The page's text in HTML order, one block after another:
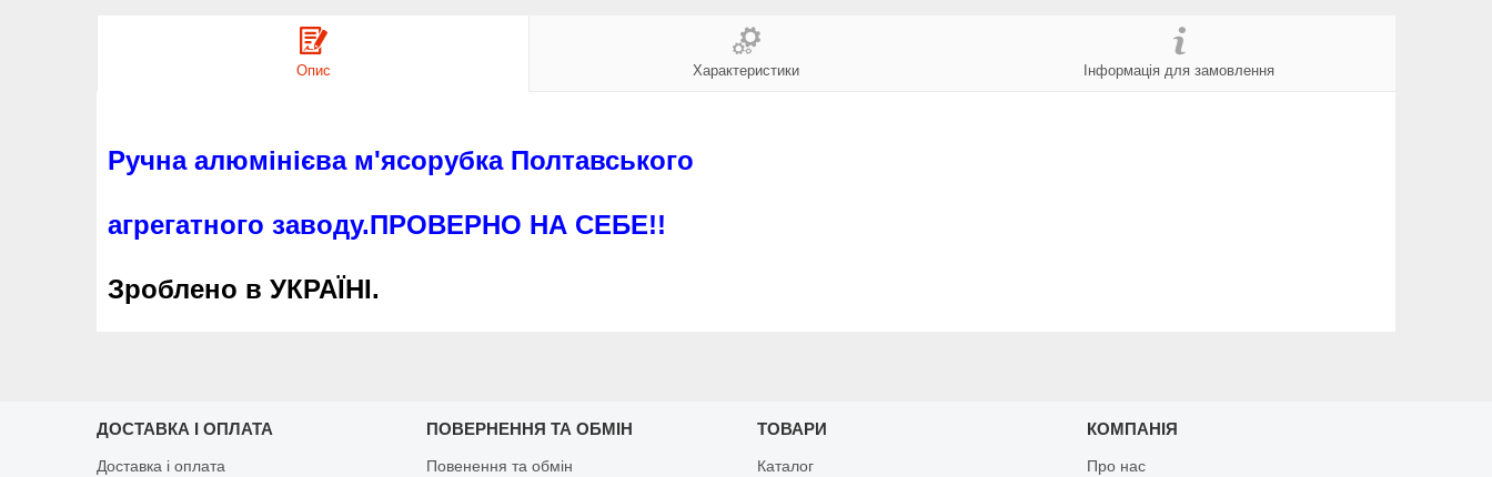
Опис Характеристики Інформація для замовлення
Ручна алюмінієва м'ясорубка Полтавського
агрегатного заводу.ПРОВЕРНО НА СЕБЕ!!
Зроблено в УКРАЇНІ.
ДОСТАВКА І ОПЛАТА
Доставка і оплата
ПОВЕРНЕННЯ ТА ОБМІН
Повенення та обмін
ТОВАРИ
Каталог
КОМПАНІЯ
Про нас